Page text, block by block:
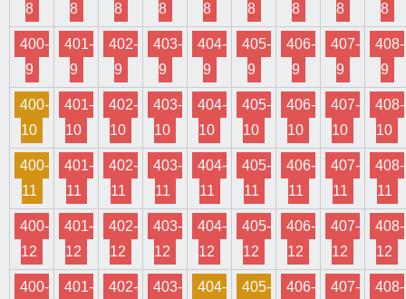
8
8
8
8
8
8
8
8
8
400-
9
401-
9
402-
9
403-
9
404-
9
405-
9
406-
9
407-
9
408-
9
400-
10
401-
10
402-
10
403-
10
404-
10
405-
10
406-
10
407-
10
408-
10
400-
11
401-
11
402-
11
403-
11
404-
11
405-
11
406-
11
407-
11
408-
11
400-
12
401-
12
402-
12
403-
12
404-
12
405-
12
406-
12
407-
12
408-
12
400-
401-
402-
403-
404-
405-
406-
407-
408-